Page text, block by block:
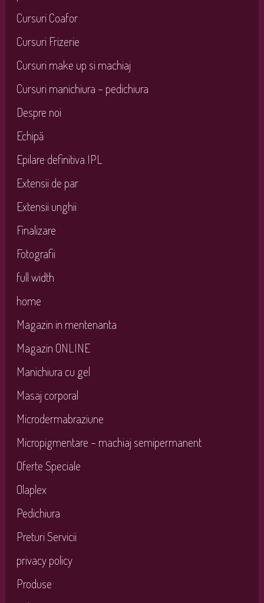
Cursuri Coafor
Cursuri Frizerie
Cursuri make up si machiaj
Cursuri manichiura – pedichiura
Despre noi
Echipă
Epilare definitiva IPL
Extensii de par
Extensii unghii
Finalizare
Fotografii
full width
home
Magazin in mentenanta
Magazin ONLINE
Manichiura cu gel
Masaj corporal
Microdermabraziune
Micropigmentare – machiaj semipermanent
Oferte Speciale
Olaplex
Pedichiura
Preturi Servicii
privacy policy
Produse